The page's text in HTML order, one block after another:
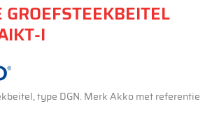
I
type DGN. Merk Akko met referentie